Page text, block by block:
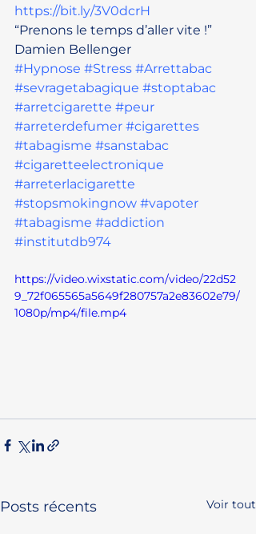
https://bit.ly/3V0dcrH
“Prenons le temps d’aller vite !”
Damien Bellenger
#Hypnose #Stress #Arrettabac
#sevragetabagique #stoptabac
#arretcigarette #peur
#arreterdefumer #cigarettes
#tabagisme #sanstabac
#cigaretteelectronique
#arreterlacigarette
#stopsmokingnow #vapoter
#tabagisme #addiction
#institutdb974
https://video.wixstatic.com/video/22d52
9_72f065565a5649f280757a2e83602e79/
1080p/mp4/file.mp4
Posts récents Voir tout